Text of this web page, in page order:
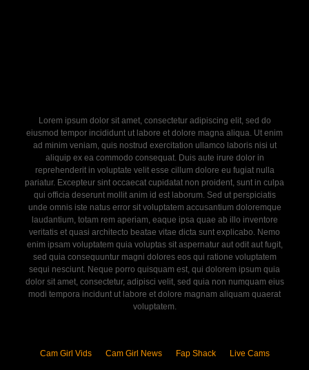
Lorem ipsum dolor sit amet, consectetur adipiscing elit, sed do
eiusmod tempor incididunt ut labore et dolore magna aliqua. Ut enim
ad minim veniam, quis nostrud exercitation ullamco laboris nisi ut
aliquip ex ea commodo consequat. Duis aute irure dolor in
reprehenderit in voluptate velit esse cillum dolore eu fugiat nulla
pariatur. Excepteur sint occaecat cupidatat non proident, sunt in culpa
qui officia deserunt mollit anim id est laborum. Sed ut perspiciatis
unde omnis iste natus error sit voluptatem accusantium doloremque
laudantium, totam rem aperiam, eaque ipsa quae ab illo inventore
veritatis et quasi architecto beatae vitae dicta sunt explicabo. Nemo
enim ipsam voluptatem quia voluptas sit aspernatur aut odit aut fugit,
sed quia consequuntur magni dolores eos qui ratione voluptatem
sequi nesciunt. Neque porro quisquam est, qui dolorem ipsum quia
dolor sit amet, consectetur, adipisci velit, sed quia non numquam eius
modi tempora incidunt ut labore et dolore magnam aliquam quaerat
voluptatem.
Cam Girl Vids Cam Girl News Fap Shack Live Cams